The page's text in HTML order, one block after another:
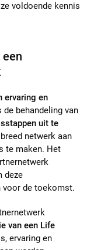
voldoende kennis
een
ervaring en
behandeling van
uit te
netwerk aan
te maken. Het
deze
voor de toekomst.
van een Life
ervaring en